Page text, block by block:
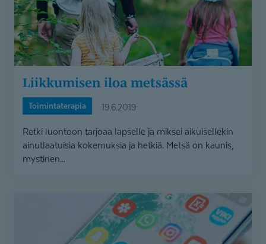
Liikkumisen iloa metsässä
Toimintaterapia 19.6.2019
Retki luontoon tarjoaa lapselle ja miksei aikuisellekin
ainutlaatuisia kokemuksia ja hetkiä. Metsä on kaunis,
mystinen...